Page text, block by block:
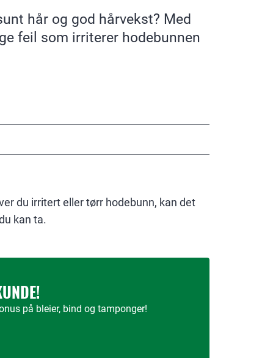
hår og god hårvekst? Med
feil som irriterer hodebunnen
du irritert eller tørr hodebunn, kan det
kan ta.
på bleier, bind og tamponger!